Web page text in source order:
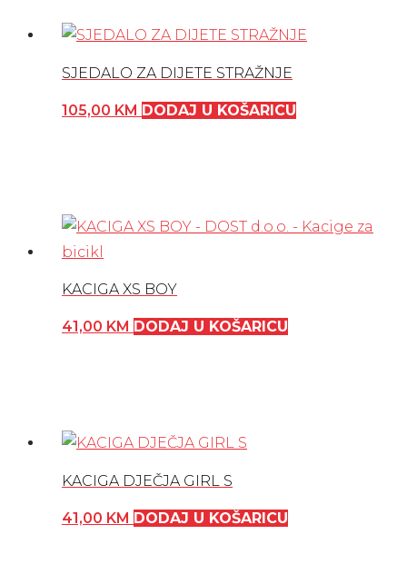
SJEDALO ZA DIJETE STRAŽNJE
105,00 KM DODAJ U KOŠARICU
KACIGA XS BOY
41,00 KM DODAJ U KOŠARICU
KACIGA DJEČJA GIRL S
41,00 KM DODAJ U KOŠARICU